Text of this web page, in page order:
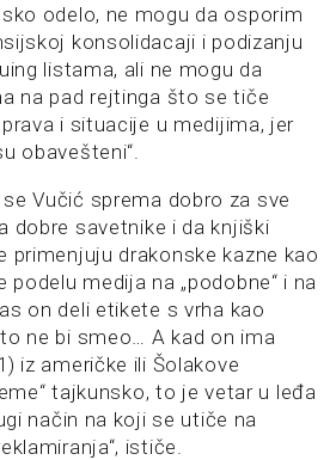
odelo, ne mogu da osporim
konsolidacaji i podizanju
listama, ali ne mogu da
na pad rejtinga što se tiče
i situacije u medijima, jer
obavešteni“.
Vučić sprema dobro za sve
dobre savetnike i da knjiški
primenjuju drakonske kazne kao
podelu medija na „podobne“ i na
on deli etikete s vrha kao
ne bi smeo… A kad on ima
iz američke ili Šolakove
tajkunsko, to je vetar u leđa
način na koji se utiče na
ističe.